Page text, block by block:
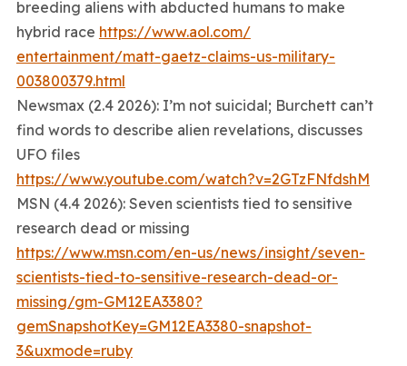
breeding aliens with abducted humans to make
hybrid race https://www.aol.com/
entertainment/matt-gaetz-claims-us-military-
003800379.html
Newsmax (2.4 2026): I’m not suicidal; Burchett can’t
find words to describe alien revelations, discusses
UFO files
https://www.youtube.com/watch?v=2GTzFNfdshM
MSN (4.4 2026): Seven scientists tied to sensitive
research dead or missing
https://www.msn.com/en-us/news/insight/seven-
scientists-tied-to-sensitive-research-dead-or-
missing/gm-GM12EA3380?
gemSnapshotKey=GM12EA3380-snapshot-
3&uxmode=ruby